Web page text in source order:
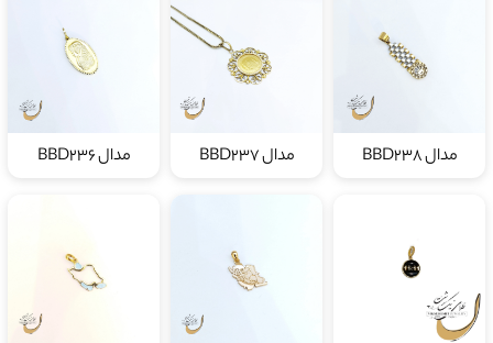
مدال BBD238 مدال BBD237 مدال BBD236